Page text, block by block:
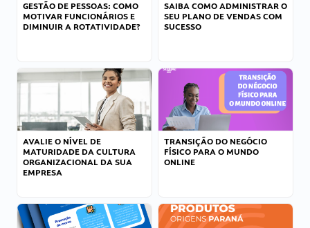
GESTÃO DE PESSOAS: COMO
MOTIVAR FUNCIONÁRIOS E
DIMINUIR A ROTATIVIDADE?
SAIBA COMO ADMINISTRAR O
SEU PLANO DE VENDAS COM
SUCESSO
AVALIE O NÍVEL DE
MATURIDADE DA CULTURA
ORGANIZACIONAL DA SUA
EMPRESA
TRANSIÇÃO DO NEGÓCIO
FÍSICO PARA O MUNDO
ONLINE